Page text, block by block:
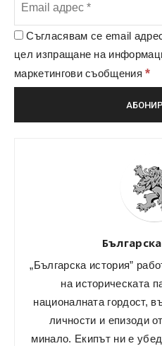
Съгласявам се email
цел изпращане на
маркетингови съобщения*
„Българска история”
на историческата
националната гордост,
личности и епизоди
минало. Екипът ни е